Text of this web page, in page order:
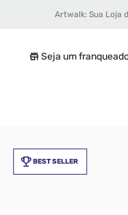
Artwalk: Sua Loja
Seja um
BEST SELLER
Shorts